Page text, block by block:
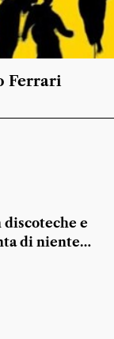
Ferrari
e
di niente…